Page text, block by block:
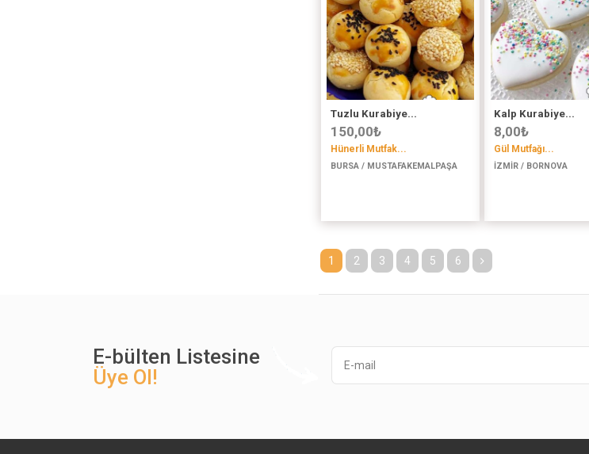
Tuzlu Kurabiye...
150,00₺
Hünerli Mutfak...
BURSA / MUSTAFAKEMALPAŞA
Kalp Kurabiye...
8,00₺
Gül Mutfağı...
İZMİR / BORNOVA
1 2 3 4 5 6
E-bülten Listesine
Üye Ol!